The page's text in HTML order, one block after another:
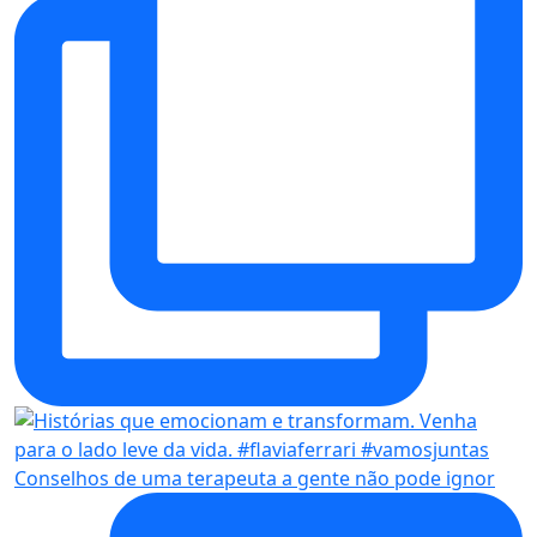
Conselhos de uma terapeuta a gente não pode ignor